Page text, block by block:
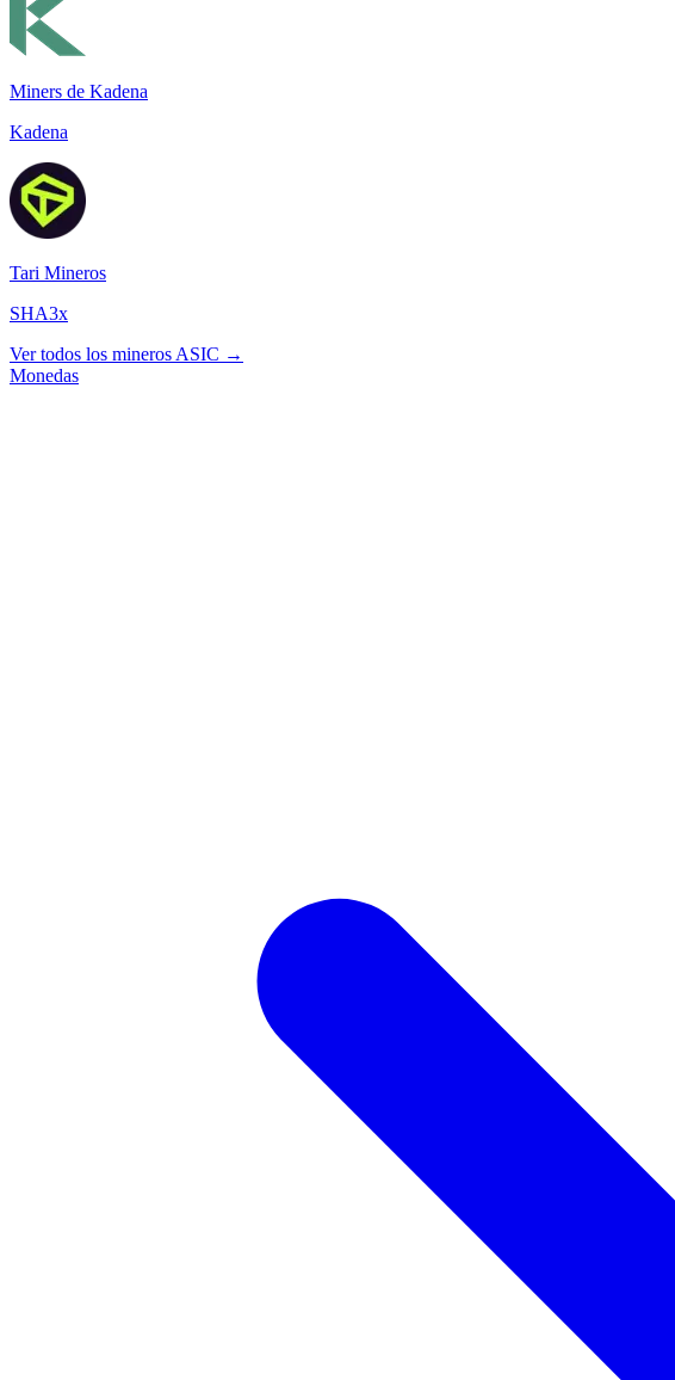
Miners de Kadena
Kadena
Tari Mineros
SHA3x
Ver todos los mineros ASIC →
Monedas